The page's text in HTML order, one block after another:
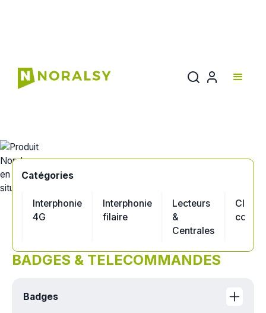
Documentation
Catégories
Interphonie
4G
Interphonie
filaire
Lecteurs
&
Centrales
codés
BADGES & TELECOMMANDES
Badges